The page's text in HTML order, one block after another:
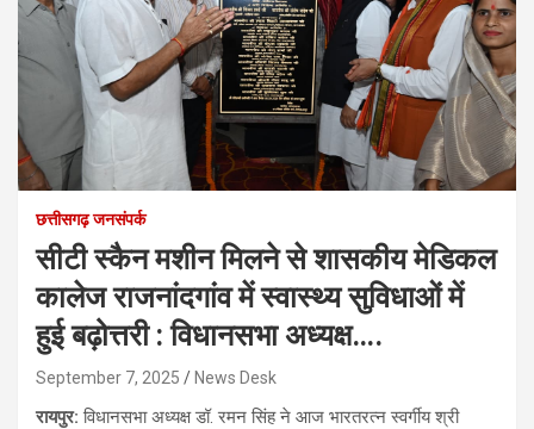
छत्तीसगढ़ जनसंपर्क
सीटी स्कैन मशीन मिलने से शासकीय मेडिकल
कालेज राजनांदगांव में स्वास्थ्य सुविधाओं में
हुई बढ़ोत्तरी : विधानसभा अध्यक्ष….
September 7, 2025 News Desk
रायपुर:विधानसभा अध्यक्ष डॉ. रमन सिंह ने आज भारतरत्न स्वर्गीय श्री